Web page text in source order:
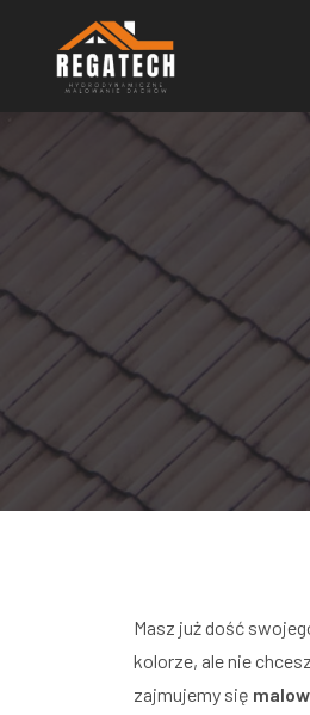
Masz już dość
kolorze, ale nie
zajmujemy się